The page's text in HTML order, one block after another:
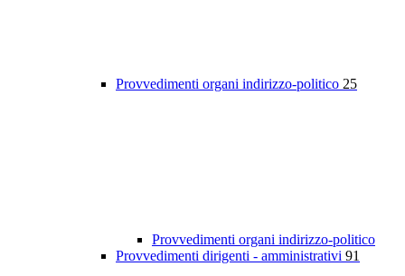
Provvedimenti organi indirizzo-politico 25
Provvedimenti organi indirizzo-politico
Provvedimenti dirigenti - amministrativi 91